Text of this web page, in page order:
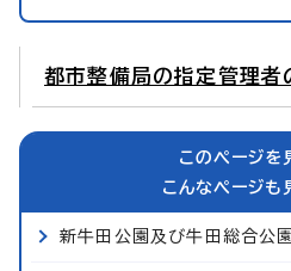
都市整備局の指定管理者
このページを
こんなページも
新牛田公園及び牛田総合公